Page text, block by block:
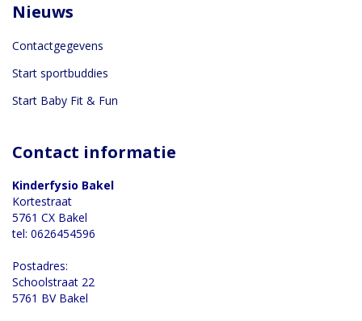
Nieuws
Contactgegevens
Start sportbuddies
Start Baby Fit & Fun
Contact informatie
Kinderfysio Bakel
Kortestraat
5761 CX Bakel
tel: 0626454596
Postadres:
Schoolstraat 22
5761 BV Bakel